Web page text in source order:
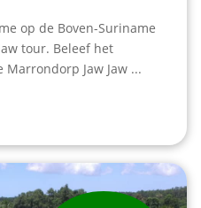
op de Boven-Suriname
tour. Beleef het
Jaw Jaw ...